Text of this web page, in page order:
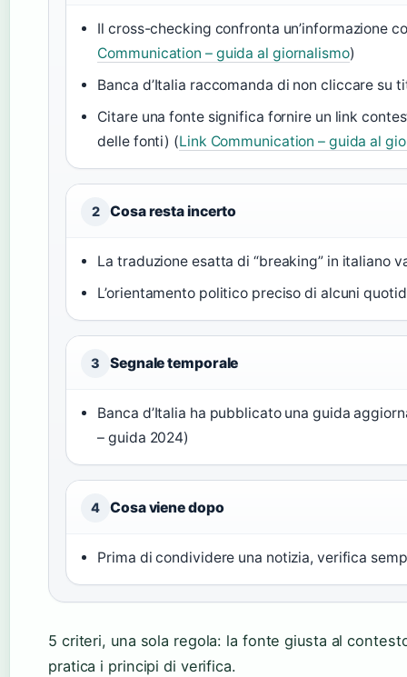
Il cross-checking confronta un’informazione
Communication – guida al giornalismo)
Banca d’Italia raccomanda di non cliccare su
Citare una fonte significa fornire un link
delle fonti) (Link Communication – guida al
2 Cosa resta incerto
La traduzione esatta di “breaking” in italiano
L’orientamento politico preciso di alcuni
3 Segnale temporale
Banca d’Italia ha pubblicato una guida
– guida 2024)
4 Cosa viene dopo
Prima di condividere una notizia, verifica
5 criteri, una sola regola: la fonte giusta al
pratica i principi di verifica.